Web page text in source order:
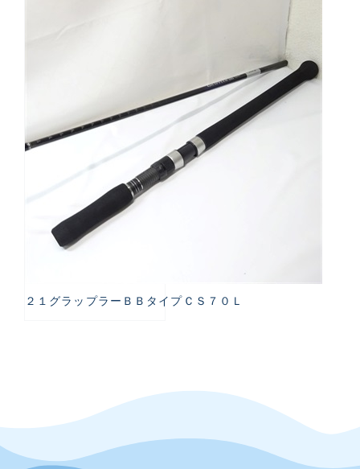
２１グラップラーＢＢタイプＣＳ７０Ｌ